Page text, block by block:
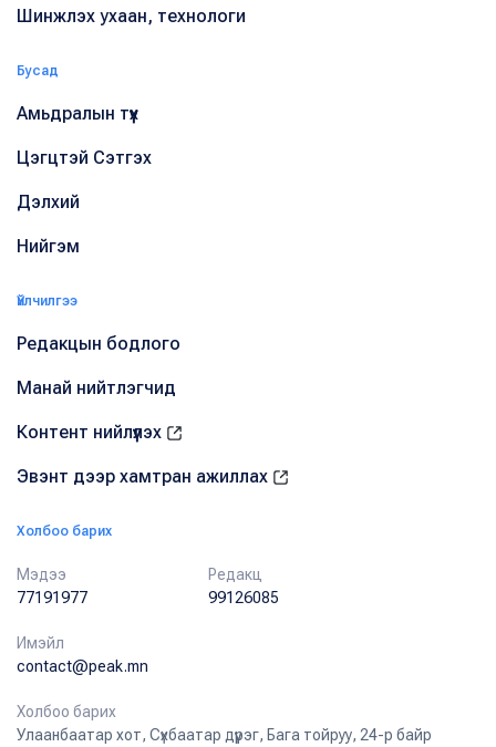
Шинжлэх ухаан, технологи
Бусад
Амьдралын түүх
Цэгцтэй Сэтгэх
Дэлхий
Нийгэм
Үйлчилгээ
Редакцын бодлого
Манай нийтлэгчид
Контент нийлүүлэх
Эвэнт дээр хамтран ажиллах
Холбоо барих
Мэдээ
77191977
Редакц
99126085
Имэйл
contact@peak.mn
Холбоо барих
Улаанбаатар хот, Сүхбаатар дүүрэг, Бага тойруу, 24-р байр